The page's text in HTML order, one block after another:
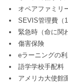
オペアファミリ
SEVIS管理費（
緊急時（命に関
傷害保険
eラーニングの
語学学校手配料
アメリカ大使館